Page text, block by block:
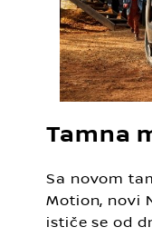
Tamna
Sa novom
Motion, novi
ističe se od